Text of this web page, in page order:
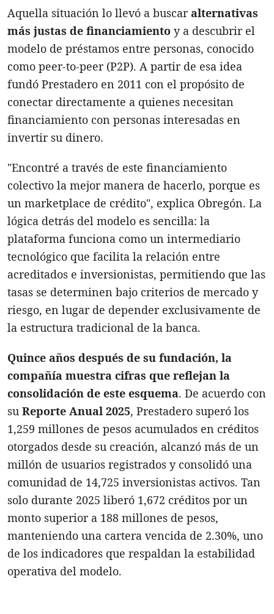
Aquella situación lo llevó a buscaralternativas
más justas de financiamiento y a descubrir el
modelo de préstamos entre personas, conocido
como peer-to-peer (P2P). A partir de esa idea
fundó Prestadero en 2011 con el propósito de
conectar directamente a quienes necesitan
financiamiento con personas interesadas en
invertir su dinero.
"Encontré a través de este financiamiento
colectivo la mejor manera de hacerlo, porque es
un marketplace de crédito", explica Obregón. La
lógica detrás del modelo es sencilla: la
plataforma funciona como un intermediario
tecnológico que facilita la relación entre
acreditados e inversionistas, permitiendo que las
tasas se determinen bajo criterios de mercado y
riesgo, en lugar de depender exclusivamente de
la estructura tradicional de la banca.
Quince años después de su fundación, la
compañía muestra cifras que reflejan la
consolidación de este esquema. De acuerdo con
su Reporte Anual 2025, Prestadero superó los
1,259 millones de pesos acumulados en créditos
otorgados desde su creación, alcanzó más de un
millón de usuarios registrados y consolidó una
comunidad de 14,725 inversionistas activos. Tan
solo durante 2025 liberó 1,672 créditos por un
monto superior a 188 millones de pesos,
manteniendo una cartera vencida de 2.30%, uno
de los indicadores que respaldan la estabilidad
operativa del modelo.